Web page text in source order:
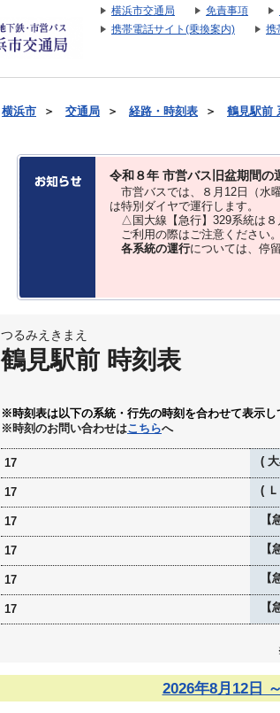
横浜市交通局 免責事項
携帯電話サイト(乗換案内)
携
横浜市 ＞ 交通局 ＞ 経路・時刻表 ＞ 鶴見駅前
令和８年 市営バス旧盆期間の
市営バスでは、８⽉12⽇（水
は特別ダイヤで運⾏します。
△国大線【急行】329系統は８
ご利用の際はご注意ください。
各系統の運行については、停
つるみえきまえ
鶴見駅前 時刻表
※時刻表は以下の系統・行先の時刻を合わせて表示し
※時刻のお問い合わせはこちらへ
17 (
17 (
17
17
17
17
2026年8月12日